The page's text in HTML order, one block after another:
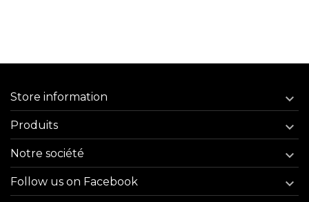
Store information 
Produits 
Notre société 
Follow us on Facebook 